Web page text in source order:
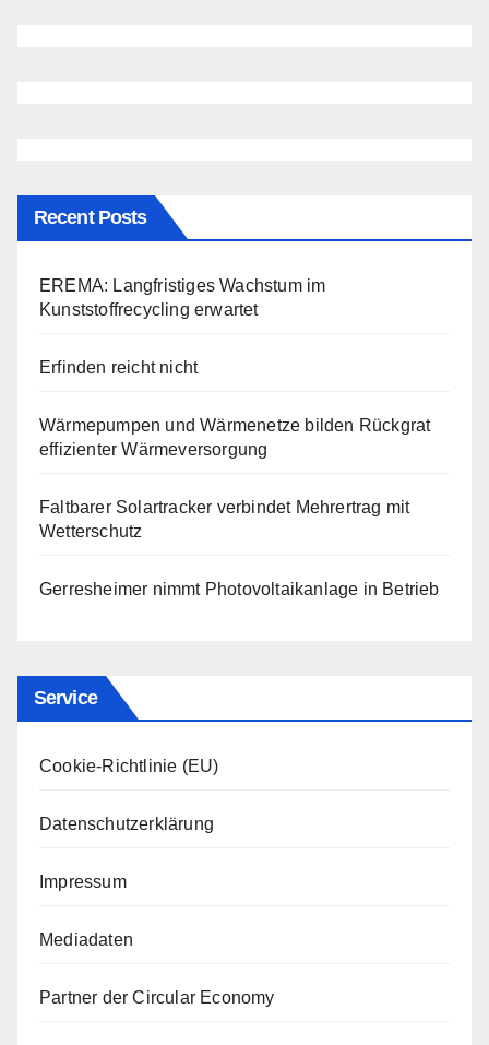
Recent Posts
EREMA: Langfristiges Wachstum im
Kunststoffrecycling erwartet
Erfinden reicht nicht
Wärmepumpen und Wärmenetze bilden Rückgrat
effizienter Wärmeversorgung
Faltbarer Solartracker verbindet Mehrertrag mit
Wetterschutz
Gerresheimer nimmt Photovoltaikanlage in Betrieb
Service
Cookie-Richtlinie (EU)
Datenschutzerklärung
Impressum
Mediadaten
Partner der Circular Economy